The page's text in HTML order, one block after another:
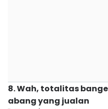
8. Wah, totalitas
abang yang jualan